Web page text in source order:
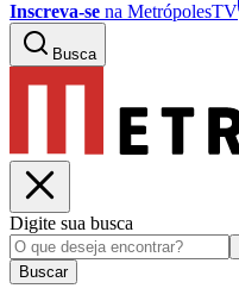
Inscreva-se na MetrópolesTV
Busca
Digite sua busca
Buscar